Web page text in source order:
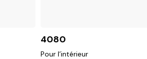
4080
Pour l’intérieur